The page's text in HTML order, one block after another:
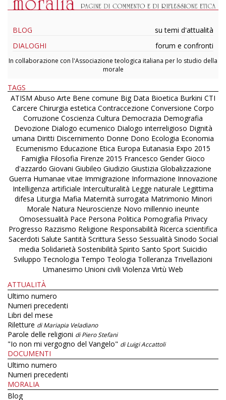
BLOG
su temi d'attualità
DIALOGHI
forum e confronti
In collaborazione con l'Associazione teologica italiana per lo studio della
morale
TAGS
ATISM Abuso Arte Bene comune Big Data Bioetica Burkini CTI
Carcere Chirurgia estetica Contraccezione Conversione Corpo
Corruzione Coscienza Cultura Democrazia Demografia
Devozione Dialogo ecumenico Dialogo interreligioso Dignità
umana Diritti Discernimento Donne Dono Ecologia Economia
Ecumenismo Educazione Etica Europa Eutanasia Expo 2015
Famiglia Filosofia Firenze 2015 Francesco Gender Gioco
d'azzardo Giovani Giubileo Giudizio Giustizia Globalizzazione
Guerra Humanae vitae Immigrazione Informazione Innovazione
Intelligenza artificiale Interculturalità Legge naturale Legittima
difesa Liturgia Mafia Maternità surrogata Matrimonio Minori
Morale Natura Neuroscienze Novo millennio ineunte
Omosessualità Pace Persona Politica Pornografia Privacy
Progresso Razzismo Religione Responsabilità Ricerca scientifica
Sacerdoti Salute Santità Scrittura Sesso Sessualità Sinodo Social
media Solidarietà Sostenibilità Spirito Santo Sport Suicidio
Sviluppo Tecnologia Tempo Teologia Tolleranza Trivellazioni
Umanesimo Unioni civili Violenza Virtù Web
ATTUALITÀ
Ultimo numero
Numeri precedenti
Libri del mese
Riletture di Mariapia Veladiano
Parole delle religioni di Piero Stefani
"Io non mi vergogno del Vangelo" di Luigi Accattoli
DOCUMENTI
Ultimo numero
Numeri precedenti
MORALIA
Blog